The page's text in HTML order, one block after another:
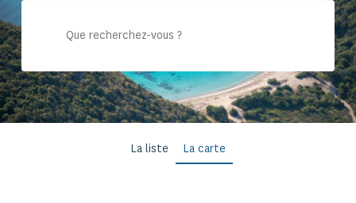
La liste La carte